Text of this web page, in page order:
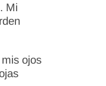
Mi
ojos